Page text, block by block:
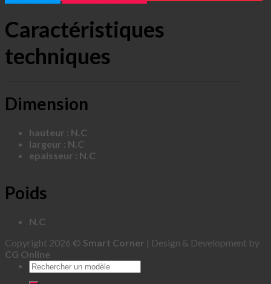
Caractéristiques
techniques
Dimension
hauteur : N.C
largeur : N.C
epaisseur : N.C
Poids
N.C
Copyright 2026 © Smart Corner | Design & Development by
CG Online